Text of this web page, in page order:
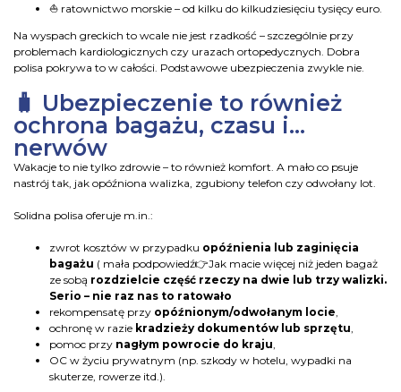
⛵ ratownictwo morskie – od kilku do kilkudziesięciu tysięcy euro.
Na wyspach greckich to wcale nie jest rzadkość – szczególnie przy
problemach kardiologicznych czy urazach ortopedycznych. Dobra
polisa pokrywa to w całości. Podstawowe ubezpieczenia zwykle nie.
🧳 Ubezpieczenie to również
ochrona bagażu, czasu i…
nerwów
Wakacje to nie tylko zdrowie – to również komfort. A mało co psuje
nastrój tak, jak opóźniona walizka, zgubiony telefon czy odwołany lot.
Solidna polisa oferuje m.in.:
zwrot kosztów w przypadku opóźnienia lub zaginięcia
bagażu ( mała podpowiedź👉Jak macie więcej niż jeden bagaż
ze sobą rozdzielcie część rzeczy na dwie lub trzy walizki.
Serio – nie raz nas to ratowało
rekompensatę przy opóźnionym/odwołanym locie,
ochronę w razie kradzieży dokumentów lub sprzętu,
pomoc przy nagłym powrocie do kraju,
OC w życiu prywatnym (np. szkody w hotelu, wypadki na
skuterze, rowerze itd.).